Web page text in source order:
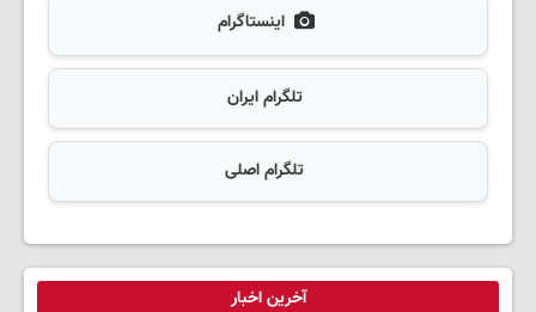
اینستاگرام
تلگرام ایران
تلگرام اصلی
آخرین اخبار